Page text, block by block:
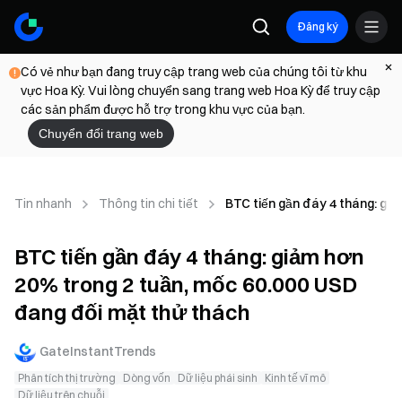
Đăng ký
Có vẻ như bạn đang truy cập trang web của chúng tôi từ khu
vực Hoa Kỳ. Vui lòng chuyển sang trang web Hoa Kỳ để truy cập
các sản phẩm được hỗ trợ trong khu vực của bạn.
Chuyển đổi trang web
Tin nhanh Thông tin chi tiết BTC tiến gần đáy 4 tháng:
BTC tiến gần đáy 4 tháng: giảm hơn
20% trong 2 tuần, mốc 60.000 USD
đang đối mặt thử thách
GateInstantTrends
Phân tích thị trường Dòng vốn Dữ liệu phái sinh
Kinh tế vĩ mô
Dữ liệu trên chuỗi